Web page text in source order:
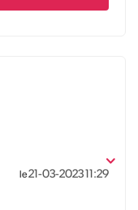
le‎21-03-202311:29